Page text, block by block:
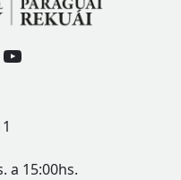
YouTube
a 15:00hs.